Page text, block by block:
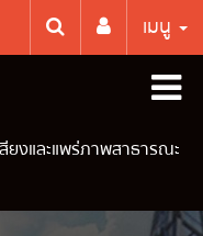
เมนู
ยงและแพร่ภาพสาธารณะ